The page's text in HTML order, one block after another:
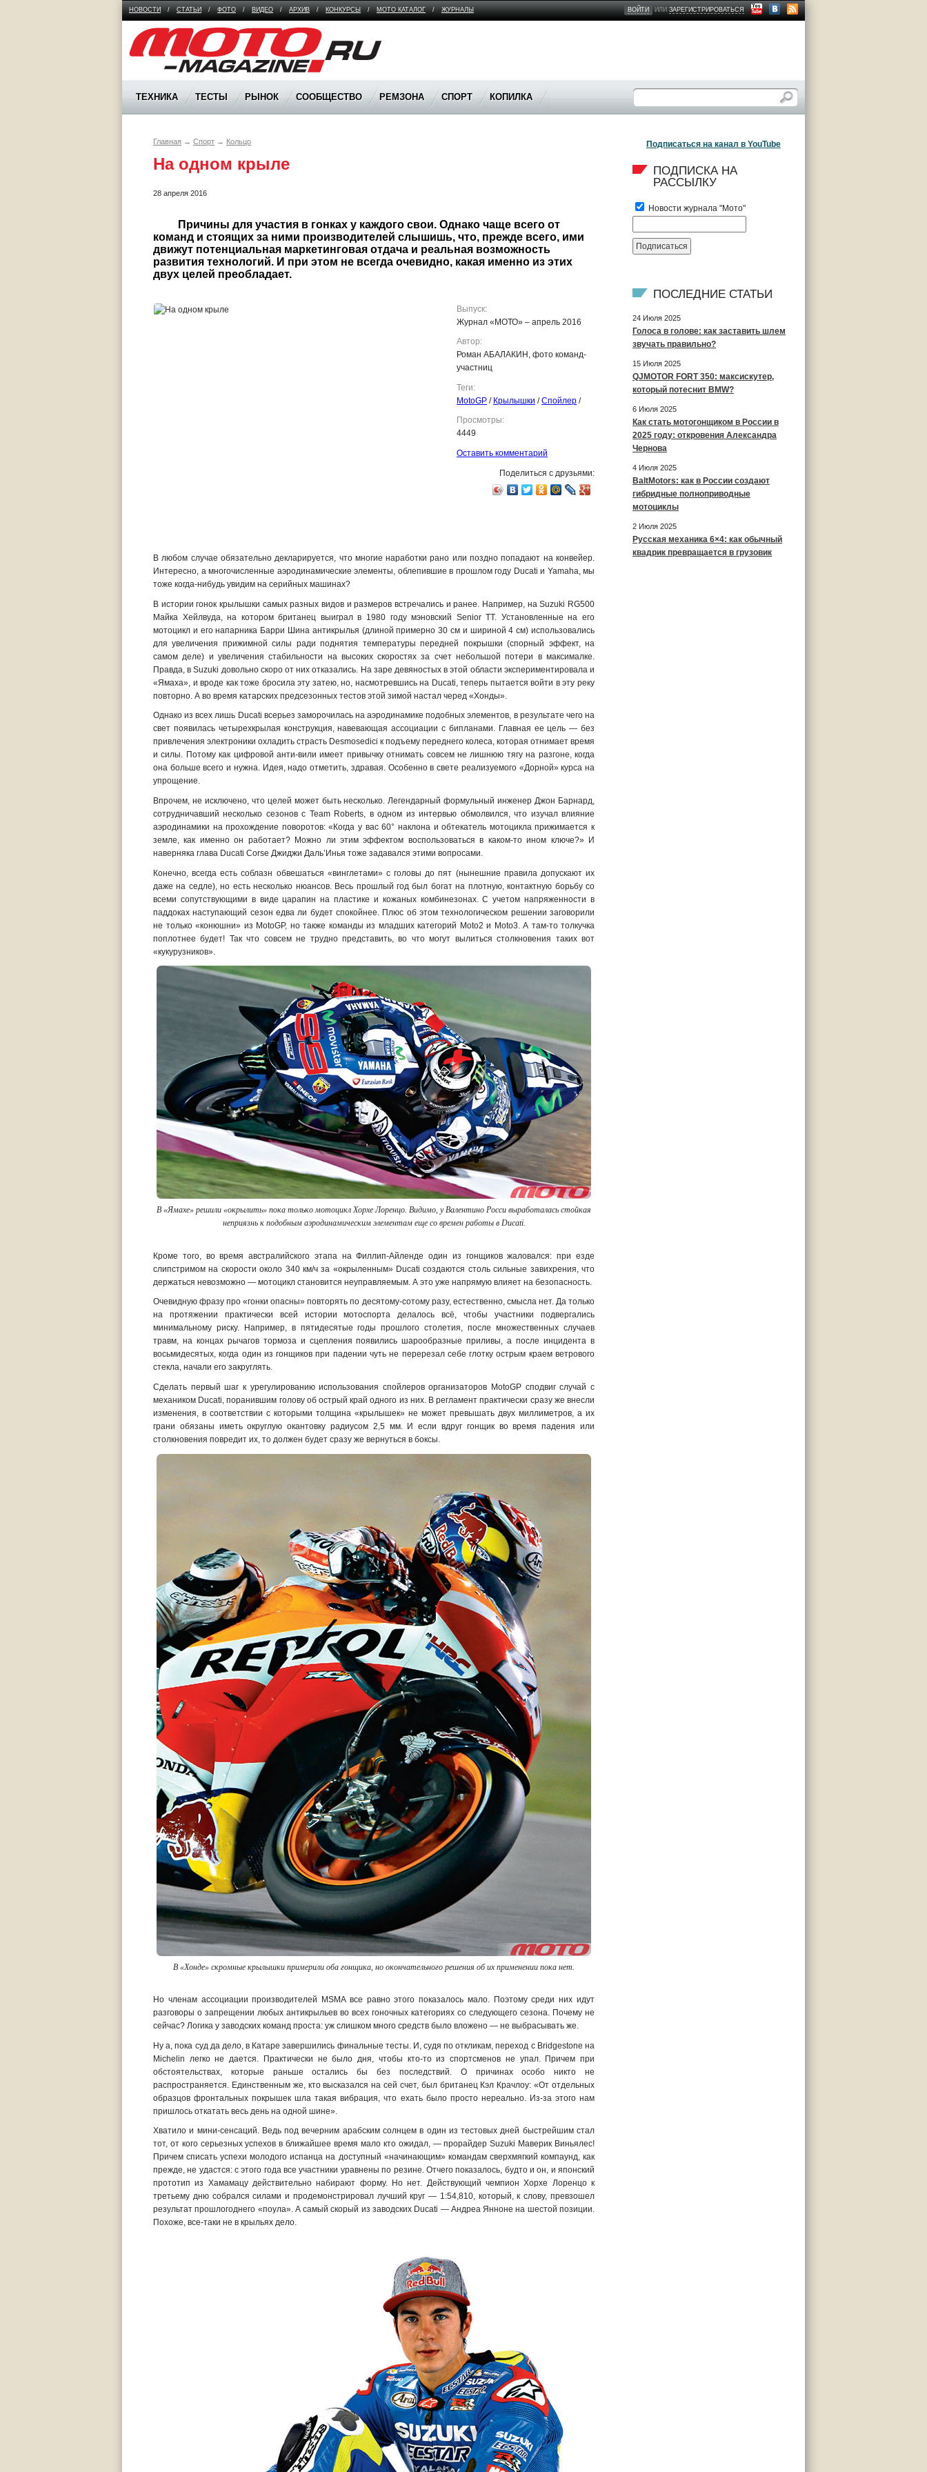
НОВОСТИ / СТАТЬИ / ФОТО / ВИДЕО / АРХИВ / КОНКУРСЫ / МОТО КАТАЛОГ / ЖУРНАЛЫ ВОЙТИ ИЛИЗАРЕГИСТРИРОВАТЬСЯ
Moto Magazine
ТЕХНИКА ТЕСТЫ РЫНОК СООБЩЕСТВО РЕМЗОНА СПОРТ КОПИЛКА
Главная → Спорт → Кольцо
На одном крыле
28 апреля 2016
команд и стоящих за ними производителей слышишь, что, прежде всего, ими
движут потенциальная маркетинговая отдача и реальная возможность
развития технологий. И при этом не всегда очевидно, какая именно из этих
Выпуск:
Журнал «МОТО» – апрель 2016
Автор:
Роман АБАЛАКИН, фото команд-
участниц
Теги:
MotoGP / Крылышки /Спойлер /
Просмотры:
4449
Оставить комментарий
Поделиться с друзьями:
В любом случае обязательно декларируется, что многие наработки рано или поздно попадают на конвейер.
Интересно, а многочисленные аэродинамические элементы, облепившие в прошлом году Ducati и Yamaha, мы
тоже когда-нибудь увидим на серийных машинах?
В истории гонок крылышки самых разных видов и размеров встречались и ранее. Например, на Suzuki RG500
Майка Хейлвуда, на котором британец выиграл в 1980 году мэновский Senior TT. Установленные на его
мотоцикл и его напарника Барри Шина антикрылья (длиной примерно 30 см и шириной 4 см) использовались
для увеличения прижимной силы ради поднятия температуры передней покрышки (спорный эффект, на
самом деле) и увеличения стабильности на высоких скоростях за счет небольшой потери в максималке.
Правда, в Suzuki довольно скоро от них отказались. На заре девяностых в этой области экспериментировала и
«Ямаха», и вроде как тоже бросила эту затею, но, насмотревшись на Ducati, теперь пытается войти в эту реку
повторно. А во время катарских предсезонных тестов этой зимой настал черед «Хонды».
Однако из всех лишь Ducati всерьез заморочилась на аэродинамике подобных элементов, в результате чего на
свет появилась четырехкрылая конструкция, навевающая ассоциации с бипланами. Главная ее цель — без
привлечения электроники охладить страсть Desmosedici к подъему переднего колеса, которая отнимает время
и силы. Потому как цифровой анти-вили имеет привычку отнимать совсем не лишнюю тягу на разгоне, когда
она больше всего и нужна. Идея, надо отметить, здравая. Особенно в свете реализуемого «Дорной» курса на
упрощение.
Впрочем, не исключено, что целей может быть несколько. Легендарный формульный инженер Джон Барнард,
сотрудничавший несколько сезонов с Team Roberts, в одном из интервью обмолвился, что изучал влияние
аэродинамики на прохождение поворотов: «Когда у вас 60° наклона и обтекатель мотоцикла прижимается к
земле, как именно он работает? Можно ли этим эффектом воспользоваться в каком-то ином ключе?» И
наверняка глава Ducati Corse Джиджи Даль’Инья тоже задавался этими вопросами.
Конечно, всегда есть соблазн обвешаться «винглетами» с головы до пят (нынешние правила допускают их
даже на седле), но есть несколько нюансов. Весь прошлый год был богат на плотную, контактную борьбу со
всеми сопутствующими в виде царапин на пластике и кожаных комбинезонах. С учетом напряженности в
паддоках наступающий сезон едва ли будет спокойнее. Плюс об этом технологическом решении заговорили
не только «конюшни» из MotoGP, но также команды из младших категорий Moto2 и Moto3. А там-то толкучка
поплотнее будет! Так что совсем не трудно представить, во что могут вылиться столкновения таких вот
«кукурузников».
В «Ямахе» решили «окрылить» пока только мотоцикл Хорхе Лоренцо. Видимо, у Валентино Росси выработалась стойкая
неприязнь к подобным аэродинамическим элементам еще со времен работы в Ducati.
Кроме того, во время австралийского этапа на Филлип-Айленде один из гонщиков жаловался: при езде
слипстримом на скорости около 340 км/ч за «окрыленным» Ducati создаются столь сильные завихрения, что
держаться невозможно — мотоцикл становится неуправляемым. А это уже напрямую влияет на безопасность.
Очевидную фразу про «гонки опасны» повторять по десятому-сотому разу, естественно, смысла нет. Да только
на протяжении практически всей истории мотоспорта делалось всё, чтобы участники подвергались
минимальному риску. Например, в пятидесятые годы прошлого столетия, после множественных случаев
травм, на концах рычагов тормоза и сцепления появились шарообразные приливы, а после инцидента в
восьмидесятых, когда один из гонщиков при падении чуть не перерезал себе глотку острым краем ветрового
стекла, начали его закруглять.
Сделать первый шаг к урегулированию использования спойлеров организаторов MotoGP сподвиг случай с
механиком Ducati, поранившим голову об острый край одного из них. В регламент практически сразу же внесли
изменения, в соответствии с которыми толщина «крылышек» не может превышать двух миллиметров, а их
грани обязаны иметь округлую окантовку радиусом 2,5 мм. И если вдруг гонщик во время падения или
столкновения повредит их, то должен будет сразу же вернуться в боксы.
В «Хонде» скромные крылышки примерили оба гонщика, но окончательного решения об их применении пока нет.
Но членам ассоциации производителей MSMA все равно этого показалось мало. Поэтому среди них идут
разговоры о запрещении любых антикрыльев во всех гоночных категориях со следующего сезона. Почему не
сейчас? Логика у заводских команд проста: уж слишком много средств было вложено — не выбрасывать же.
Ну а, пока суд да дело, в Катаре завершились финальные тесты. И, судя по откликам, переход с Bridgestone на
Michelin легко не дается. Практически не было дня, чтобы кто-то из спортсменов не упал. Причем при
обстоятельствах, которые раньше остались бы без последствий. О причинах особо никто не
распространяется. Единственным же, кто высказался на сей счет, был британец Кэл Крачлоу: «От отдельных
образцов фронтальных покрышек шла такая вибрация, что ехать было просто нереально. Из-за этого нам
пришлось откатать весь день на одной шине».
Хватило и мини-сенсаций. Ведь под вечерним арабским солнцем в один из тестовых дней быстрейшим стал
тот, от кого серьезных успехов в ближайшее время мало кто ожидал, — прорайдер Suzuki Маверик Виньялес!
Причем списать успехи молодого испанца на доступный «начинающим» командам сверхмягкий компаунд, как
прежде, не удастся: с этого года все участники уравнены по резине. Отчего показалось, будто и он, и японский
прототип из Хамамацу действительно набирают форму. Но нет. Действующий чемпион Хорхе Лоренцо к
третьему дню собрался силами и продемонстрировал лучший круг — 1:54,810, который, к слову, превзошел
результат прошлогоднего «поула». А самый скорый из заводских Ducati — Андреа Янноне на шестой позиции.
Похоже, все-таки не в крыльях дело.
Подписаться на канал в YouTube
ПОДПИСКА НА
РАССЫЛКУ
Новости журнала "Мото"
ПОСЛЕДНИЕ СТАТЬИ
24 Июля 2025
Голоса в голове: как заставить шлем
звучать правильно?
15 Июля 2025
QJMOTOR FORT 350: максискутер,
который потеснит BMW?
6 Июля 2025
Как стать мотогонщиком в России в
2025 году: откровения Александра
Чернова
4 Июля 2025
BaltMotors: как в России создают
гибридные полноприводные
мотоциклы
2 Июля 2025
Русская механика 6×4: как обычный
квадрик превращается в грузовик